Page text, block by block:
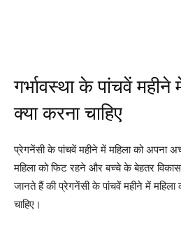
गर्भावस्था के पांचवें महीने
क्या करना चाहिए
प्रेगनेंसी के पांचवें महीने में महिला को अपना
महिला को फिट रहने और बच्चे के बेहतर
जानते हैं की प्रेगनेंसी के पांचवें महीने में
चाहिए।